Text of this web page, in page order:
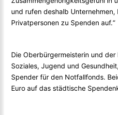
und rufen deshalb Unternehmen,
Privatpersonen zu Spenden auf.“
Die Oberbürgermeisterin und
Soziales, Jugend und
Spender für den Notfallfonds.
Euro auf das städtische